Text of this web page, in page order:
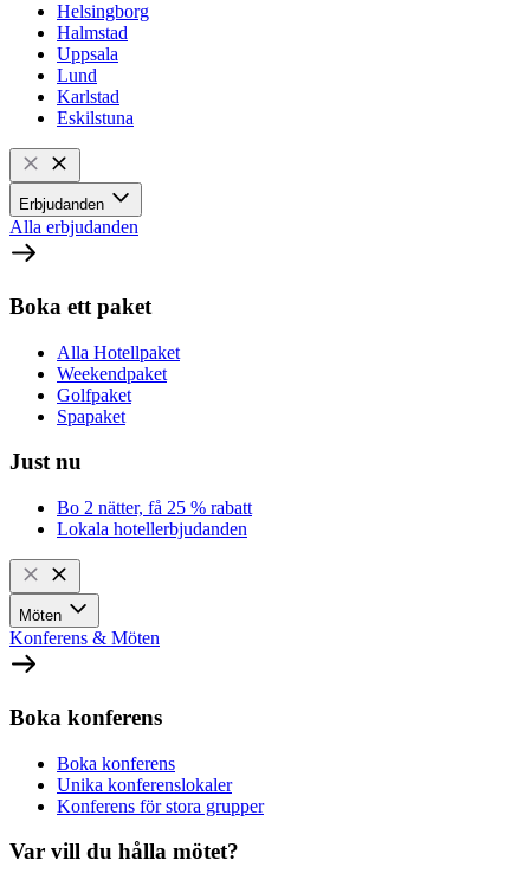
Helsingborg
Halmstad
Uppsala
Lund
Karlstad
Eskilstuna
Erbjudanden
Alla erbjudanden
Boka ett paket
Alla Hotellpaket
Weekendpaket
Golfpaket
Spapaket
Just nu
Bo 2 nätter, få 25 % rabatt
Lokala hotellerbjudanden
Möten
Konferens & Möten
Boka konferens
Boka konferens
Unika konferenslokaler
Konferens för stora grupper
Var vill du hålla mötet?